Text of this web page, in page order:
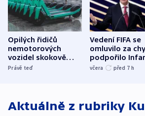
Opilých řidičů
nemotorových
vozidel skokově
přibylo, nejvíc ve
Právě teď
Vedení FIFA se
omluvilo za
podpořilo
UEFA trvá na
včera před 7 h
Aktuálně z rubriky